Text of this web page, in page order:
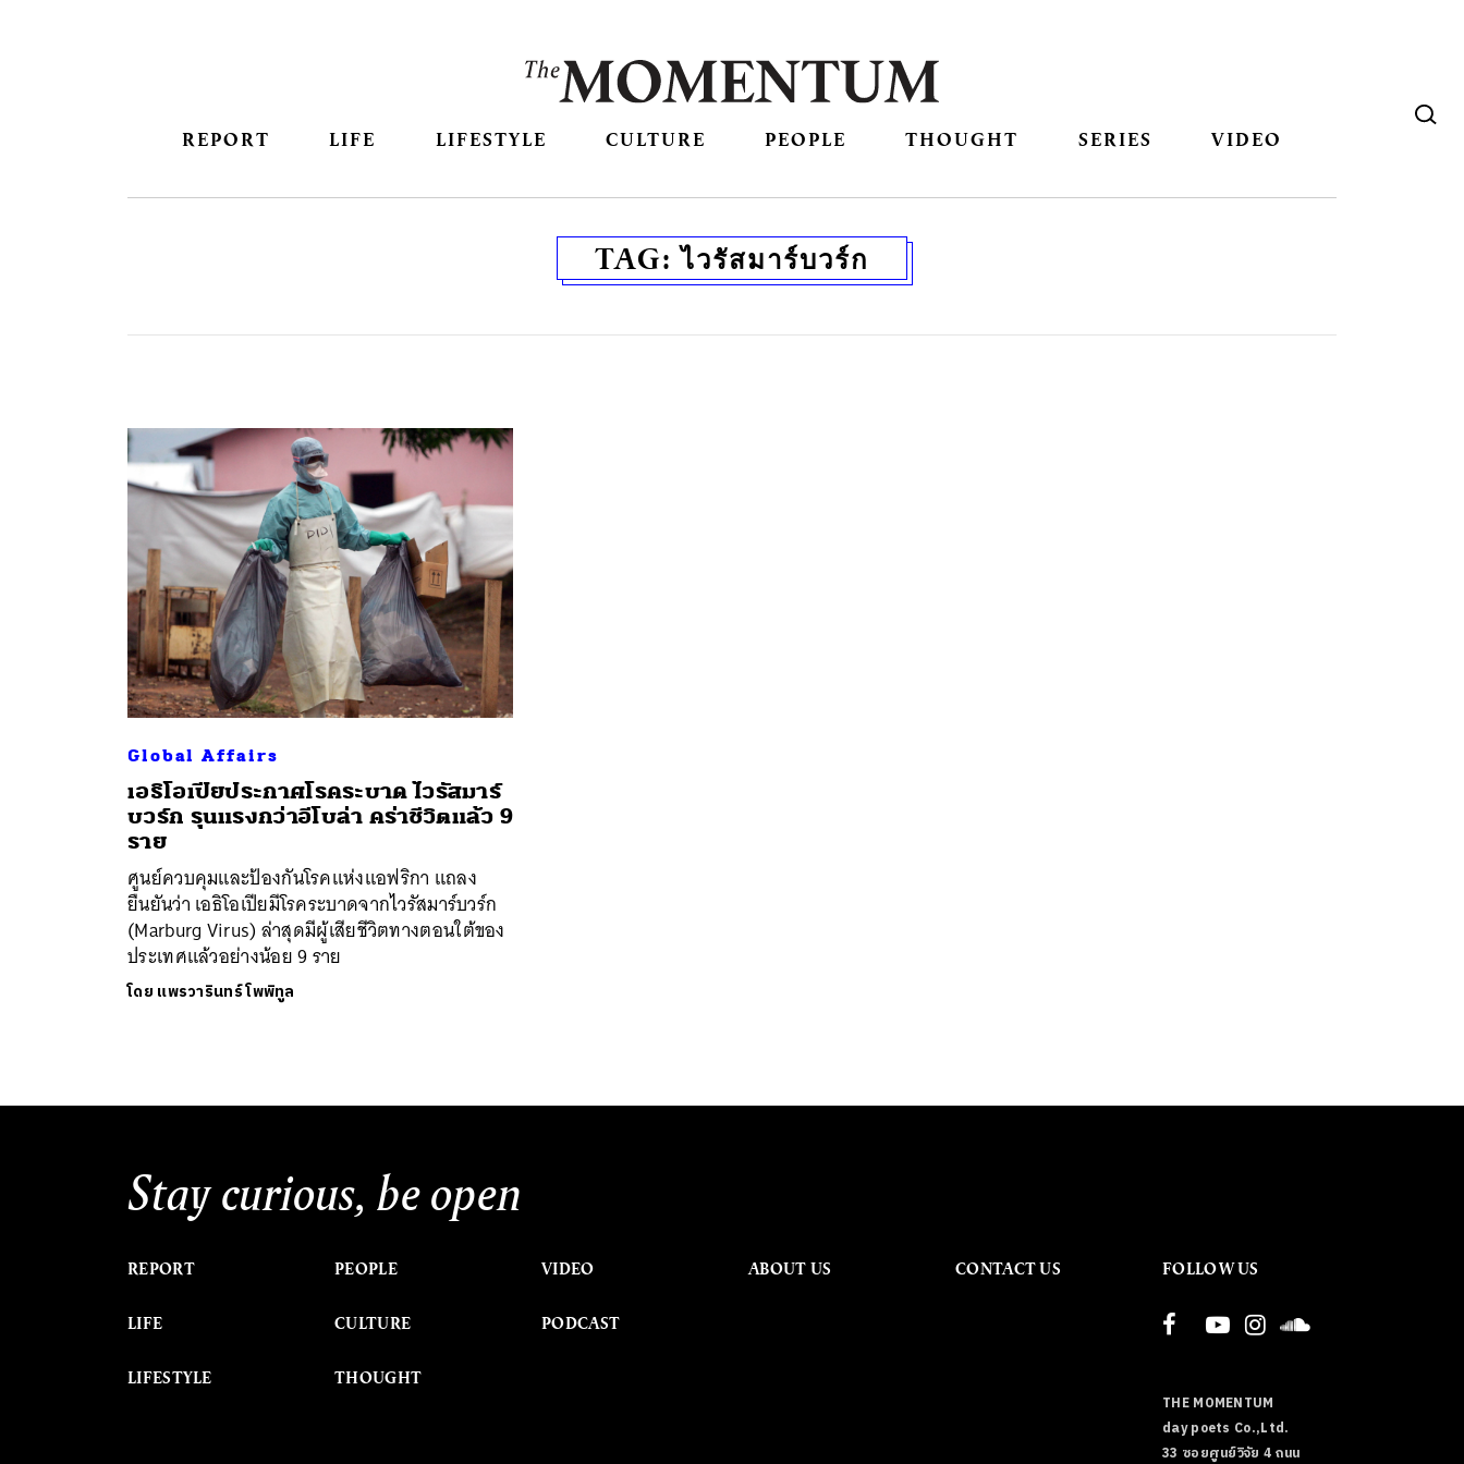
REPORT LIFE LIFESTYLE CULTURE PEOPLE THOUGHT SERIES VIDEO
TAG:ไวรัสมาร์บวร์ก
Global Affairs
เอธิโอเปียประกาศโรคระบาด ไวรัสมาร์
บวร์ก รุนแรงกว่าอีโบล่า คร่าชีวิตแล้ว 9
ราย
ศูนย์ควบคุมและป้องกันโรคแห่งแอฟริกา แถลง
ยืนยันว่า เอธิโอเปียมีโรคระบาดจากไวรัสมาร์บวร์ก
(Marburg Virus) ล่าสุดมีผู้เสียชีวิตทางตอนใต้ของ
ประเทศแล้วอย่างน้อย 9 ราย
โดย แพรวารินทร์ โพพิทูล
Stay curious, be open
REPORT
LIFE
LIFESTYLE
PEOPLE
CULTURE
THOUGHT
VIDEO
PODCAST
ABOUT US CONTACT US FOLLOW US
THE MOMENTUM
day poets Co.,Ltd.
33 ซอยศูนย์วิจัย 4 ถนน
ค้นหา